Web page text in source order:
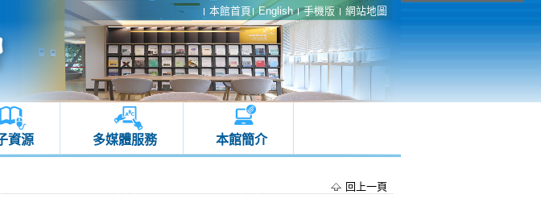
本館首頁 English 手機版 網站地圖
資源 多媒體服務 本館簡介
回上一頁